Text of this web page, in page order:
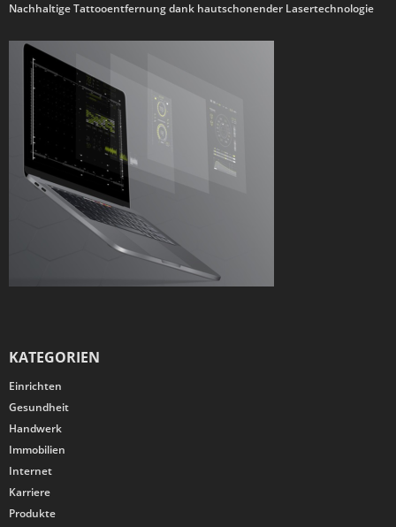
Nachhaltige Tattooentfernung dank hautschonender Lasertechnologie
KATEGORIEN
Einrichten
Gesundheit
Handwerk
Immobilien
Internet
Karriere
Produkte